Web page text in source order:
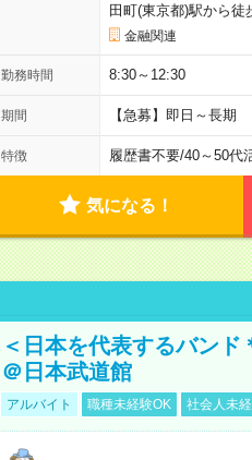
田町(東京都)駅から徒
金融関連
勤務時間 8:30～12:30
期間 【急募】即日～長期
特徴 履歴書不要/40～50代
気になる！
＜日本を代表するバン
＠日本武道館
アルバイト 職種未経験OK 社会人未